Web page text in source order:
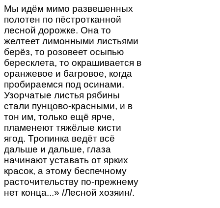
Мы идём мимо развешенных
полотен по пёстротканной
лесной дорожке. Она то
желтеет лимонными листьями
берёз, то розовеет осыпью
бересклета, то окрашивается в
оранжевое и багровое, когда
пробираемся под осинами.
Узорчатые листья рябины
стали пунцово-красными, и в
тон им, только ещё ярче,
пламенеют тяжёлые кисти
ягод. Тропинка ведёт всё
дальше и дальше, глаза
начинают уставать от ярких
красок, а этому беспечному
расточительству по-прежнему
нет конца...» /Лесной хозяин/.